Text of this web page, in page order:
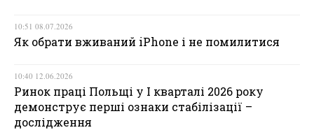
10:51 08.07.2026
Як обрати вживаний iPhone і не помилитися
10:40 12.06.2026
Ринок праці Польщі у І кварталі 2026 року
демонструє перші ознаки стабілізації –
дослідження